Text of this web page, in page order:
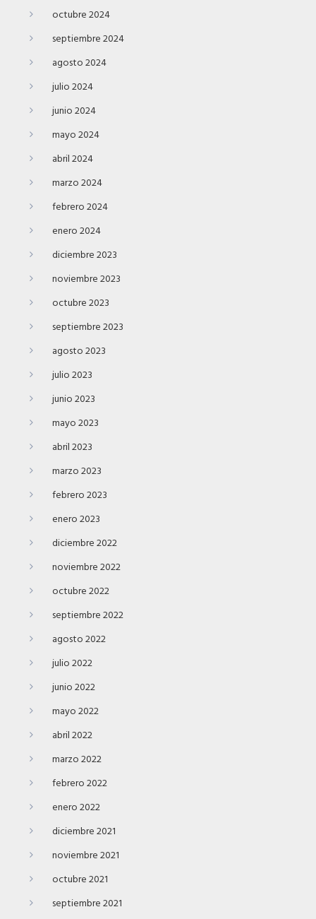
octubre 2024
septiembre 2024
agosto 2024
julio 2024
junio 2024
mayo 2024
abril 2024
marzo 2024
febrero 2024
enero 2024
diciembre 2023
noviembre 2023
octubre 2023
septiembre 2023
agosto 2023
julio 2023
junio 2023
mayo 2023
abril 2023
marzo 2023
febrero 2023
enero 2023
diciembre 2022
noviembre 2022
octubre 2022
septiembre 2022
agosto 2022
julio 2022
junio 2022
mayo 2022
abril 2022
marzo 2022
febrero 2022
enero 2022
diciembre 2021
noviembre 2021
octubre 2021
septiembre 2021